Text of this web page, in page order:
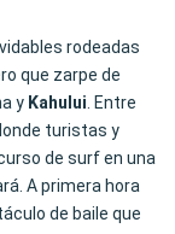
rodeadas
que zarpe de
y Kahului. Entre
turistas y
de surf en una
A primera hora
de baile que